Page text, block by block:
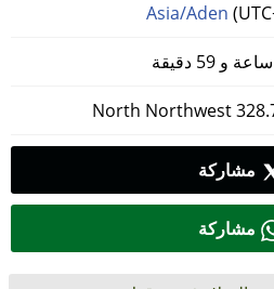
Asia/Aden
مشاركة
مشاركة